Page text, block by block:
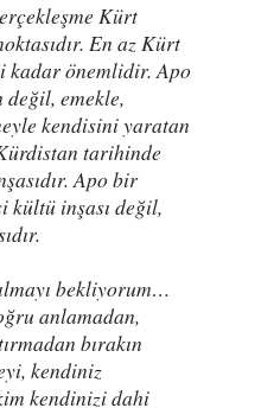
Kürt
En az Kürt
kadar önemlidir. Apo
emekle,
kendisini yaratan
tarihinde
Apo bir
kültü inşası değil,
bekliyorum…
anlamadan,
bırakın
kendiniz
kendinizi dahi